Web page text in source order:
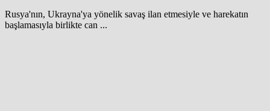
Rusya'nın, Ukrayna'ya yönelik savaş ilan etmesiyle ve harekatın
başlamasıyla birlikte can ...